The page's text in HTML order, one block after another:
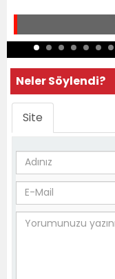
Neler Söylendi?
Site